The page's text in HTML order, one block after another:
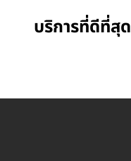
บริการที่ดีที่สุด